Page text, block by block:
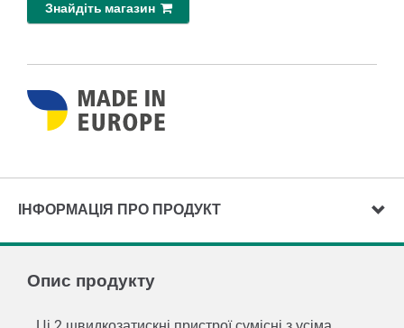
Знайдіть магазин
ІНФОРМАЦІЯ ПРО ПРОДУКТ
Опис продукту